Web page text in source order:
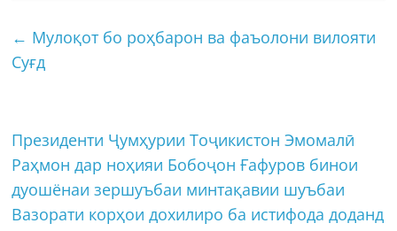
← Мулоқот бо роҳбарон ва фаъолони вилояти
Суғд
Президенти Ҷумҳурии Тоҷикистон Эмомалӣ
Раҳмон дар ноҳияи Бобоҷон Ғафуров бинои
дуошёнаи зершуъбаи минтақавии шуъбаи
Вазорати корҳои дохилиро ба истифода доданд